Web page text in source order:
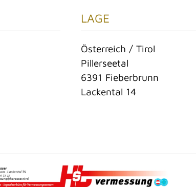
LAGE
Österreich / Tirol
Pillerseetal
6391 Fieberbrunn
Lackental 14